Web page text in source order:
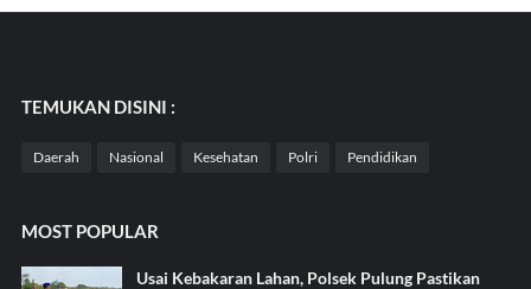
TEMUKAN DISINI :
Daerah Nasional Kesehatan Polri Pendidikan
MOST POPULAR
Usai Kebakaran Lahan, Polsek Pulung Pastikan